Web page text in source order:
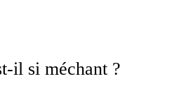
il si méchant ?